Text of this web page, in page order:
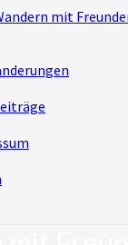
mit